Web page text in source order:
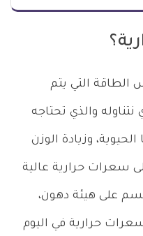
الطاقة التي يتم
والذي تحتاجه
وزيادة الوزن
سعرات حرارية عالية
على هيئة دهون،
حرارية في اليوم